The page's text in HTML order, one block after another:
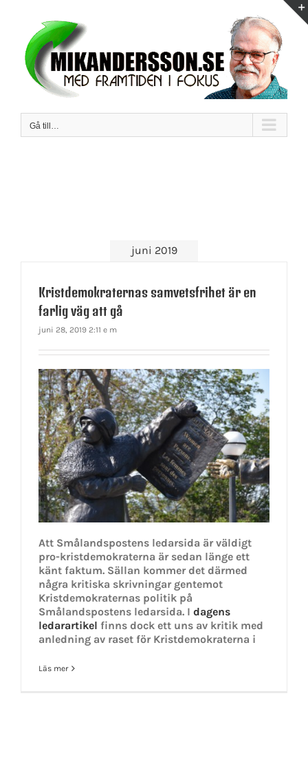
innehållet
Gå till…
juni 2019
Kristdemokraternas samvetsfrihet är en
farlig väg att gå
juni 28, 2019 2:11 e m
Att Smålandspostens ledarsida är väldigt
pro-kristdemokraterna är sedan länge ett
känt faktum. Sällan kommer det därmed
några kritiska skrivningar gentemot
Kristdemokraternas politik på
Smålandspostens ledarsida. I dagens
ledarartikel finns dock ett uns av kritik med
anledning av raset för Kristdemokraterna i
Läs mer